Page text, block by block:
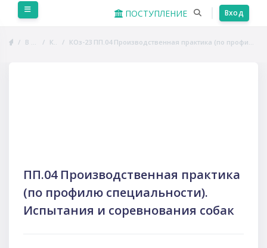
Перейти к основному содержанию
ПОСТУПЛЕНИЕ Вход
В начало Курсы КОз-23 ПП.04 Производственная практика (по профилю специальности). Испытания и соревнования собак
ПП.04 Производственная практика
(по профилю специальности).
Испытания и соревнования собак